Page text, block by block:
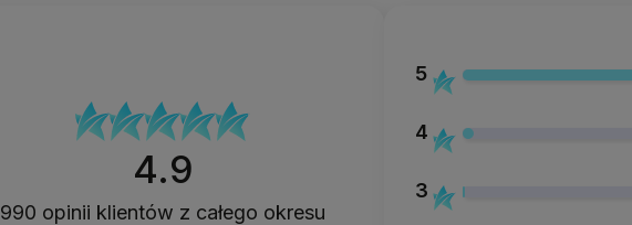
4.9
990 opinii klientów z całego okresu
5
4
3